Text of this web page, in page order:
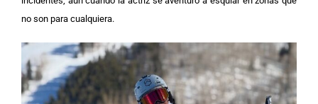
no son para cualquiera.